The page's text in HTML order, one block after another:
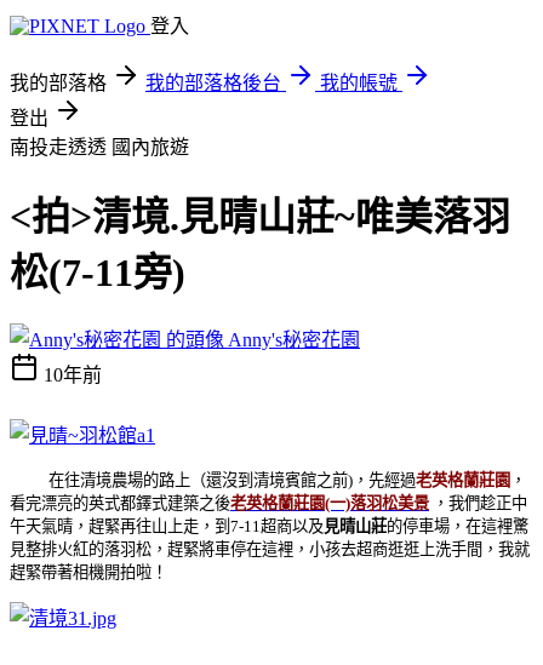
登入
我的部落格 我的部落格後台
我的帳號
登出
南投走透透 國內旅遊
<拍>清境.見晴山莊~唯美落羽
松(7-11旁)
Anny's秘密花園
10年前
在往清境農場的路上（還沒到清境賓館之前)，先經過老英格蘭莊園 ，
看完漂亮的英式都鐸式建築之後老英格蘭莊園(一)落羽松美景 ，我們趁正中
午天氣晴，趕緊再往山上走，到7-11超商以及 見晴山莊的停車場，在這裡驚
見整排火紅的落羽松，趕緊將車停在這裡，小孩去超商逛逛上洗手間，我就
趕緊帶著相機開拍啦！